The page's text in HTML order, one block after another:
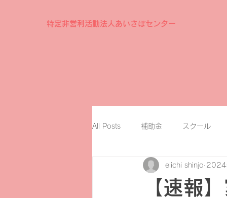
特定非営利活動法人あいさぽセンター
All Posts 補助金 スクール
【速報
eiichi shinjo 2024